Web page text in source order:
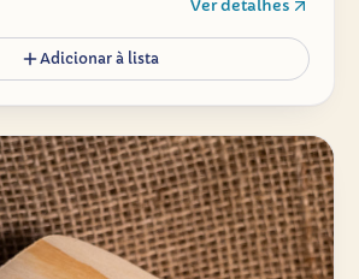
Ver detalhes
Adicionar à lista